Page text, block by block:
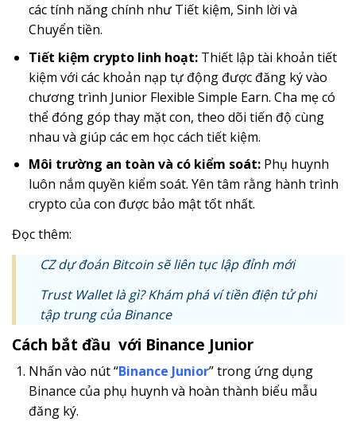
các tính năng chính như Tiết kiệm, Sinh lời và
Chuyển tiền.
Tiết kiệm crypto linh hoạt:Thiết lập tài khoản tiết
kiệm với các khoản nạp tự động được đăng ký vào
chương trình Junior Flexible Simple Earn. Cha mẹ có
thể đóng góp thay mặt con, theo dõi tiến độ cùng
nhau và giúp các em học cách tiết kiệm.
Môi trường an toàn và có kiểm soát:Phụ huynh
luôn nắm quyền kiểm soát. Yên tâm rằng hành trình
crypto của con được bảo mật tốt nhất.
Đọc thêm:
CZ dự đoán Bitcoin sẽ liên tục lập đỉnh mới
Trust Wallet là gì? Khám phá ví tiền điện tử phi
tập trung của Binance
Cách bắt đầu với Binance Junior
Nhấn vào nút “Binance Junior” trong ứng dụng
Binance của phụ huynh và hoàn thành biểu mẫu
đăng ký.